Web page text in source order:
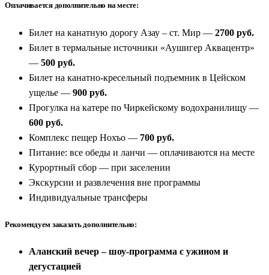
Оплачивается дополнительно на месте:
Билет на канатную дорогу Азау – ст. Мир — 2700 руб.
Билет в термальные источники «Аушигер Аквацентр»
— 500 руб.
Билет на канатно-кресельный подъемник в Цейском
ущелье — 900 руб.
Прогулка на катере по Чиркейскому водохранилищу —
600 руб.
Комплекс пещер Нохъо — 700 руб.
Питание: все обеды и ланчи — оплачиваются на месте
Курортный сбор — при заселении
Экскурсии и развлечения вне программы
Индивидуальные трансферы
Рекомендуем заказать дополнительно:
Аланский вечер – шоу-программа с ужином и
дегустацией